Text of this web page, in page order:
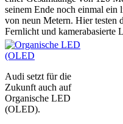
seinem Ende noch einmal
von neun Metern. Hier testen
Fernlicht und kamerabasierte
Audi setzt für die
Zukunft auch auf
Organische LED
(OLED).